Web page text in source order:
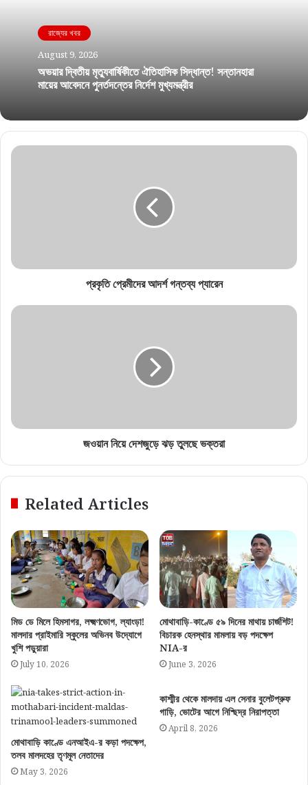
রাজ্যের খবর
August 9, 2026
অভয়ার দ্বিতীয় মৃত্যুবার্ষিকীতে ঐতিহাসিক সিদ্ধান্ত! সন্তানহারা
মায়ের আবেদনে পুনর্তদন্তের নির্দেশ মুখ্যমন্ত্রীর
প্রকৃতি প্রেমীদের আদর্শ গন্তব্য প্যারেন
জওয়ান নিয়ে দেশজুড়ে ঝড় তুলছে ভক্তরা
Related Articles
মিড ডে মিলে হিমসাগর, লক্ষ্মণভোগ, ল্যাংড়া!
মালদার প্রাইমারি স্কুলের অভিনব উদ্যোগে
খুশি পড়ুয়ারা
July 10, 2026
মোথাবাড়ি-কাণ্ডে ৫৯ দিনের মাথায় চার্জশিট!
বিচারক হেনস্থার মামলায় বড় পদক্ষেপ
NIA-র
June 3, 2026
মোথাবাড়ি কাণ্ডে এনআইএ-র কড়া পদক্ষেপ,
তলব মালদহের তৃণমূল নেতাদের
May 3, 2026
কাশ্মীর থেকে মালদায় এল সেনার বুলেটপ্রুফ
গাড়ি, ভোটের আগে নিশ্ছিদ্র নিরাপত্তা
April 8, 2026